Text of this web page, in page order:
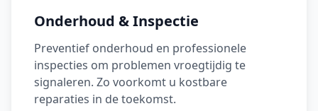
Onderhoud & Inspectie
Preventief onderhoud en professionele
inspecties om problemen vroegtijdig te
signaleren. Zo voorkomt u kostbare
reparaties in de toekomst.